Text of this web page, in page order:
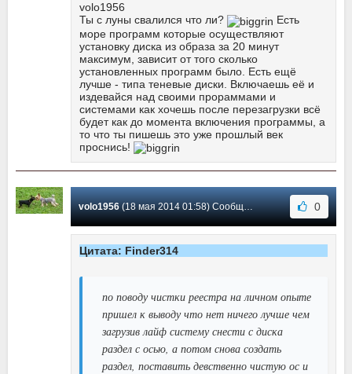
volo1956
Ты с луны свалился что ли?
Есть
море программ которые осуществляют
установку диска из образа за 20 минут
максимум, зависит от того сколько
установленных программ было. Есть ещё
лучше - типа теневые диски. Включаешь её и
издевайся над своими прораммами и
системами как хочешь после перезагрузки всё
будет как до момента включения программы, а
то что ты пишешь это уже прошлый век
проснись!
volo1956(18 мая 2014 01:58) Сообщение #172 0
Цитата: Finder314
по поводу чистки реестра на личном опыте
пришел к выводу что нет ничего лучше чем
загрузив лайф систему снести с диска
раздел с осью, а потом снова создать
раздел, поставить девственно чистую ос и